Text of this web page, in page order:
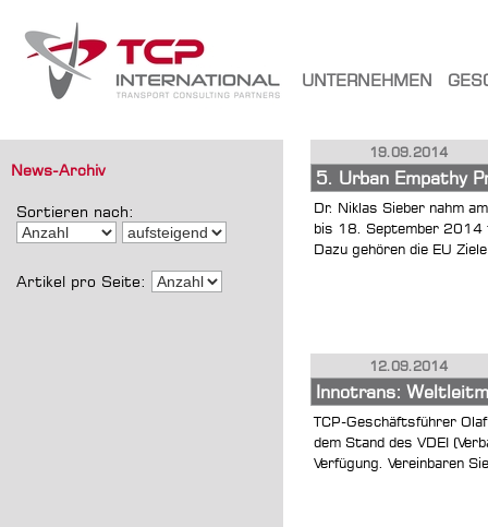
UNTERNEHMEN
News-Archiv
Sortieren nach:
Artikel pro Seite:
19.09.2014
5. Urban Empathy
Dr. Niklas Sieber nahm
bis 18. September 2014
Dazu gehören die EU
12.09.2014
Innotrans:
TCP-Geschäftsführer
dem Stand des VDEI
Verfügung. Vereinbaren